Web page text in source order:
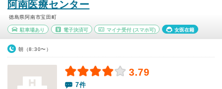
阿南医療センター
徳島県阿南市宝田町
駐車場あり 電子決済可 マイナ受付 (スマホ可) 女医在籍
朝（8:30〜）
3.79
7件